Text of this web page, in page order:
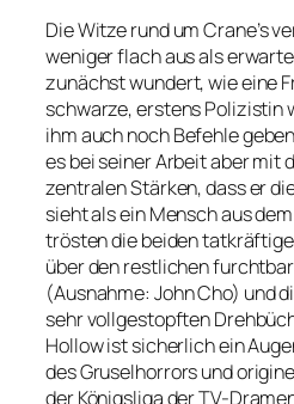
Die Witze rund um Crane’s
weniger flach aus als
zunächst wundert, wie eine
schwarze, erstens Polizistin
ihm auch noch Befehle
es bei seiner Arbeit aber mit
zentralen Stärken, dass er
sieht als ein Mensch aus
trösten die beiden
über den restlichen
(Ausnahme: John Cho) und
sehr vollgestopften
Hollow ist sicherlich ein
des Gruselhorrors und
der Königsliga der TV-